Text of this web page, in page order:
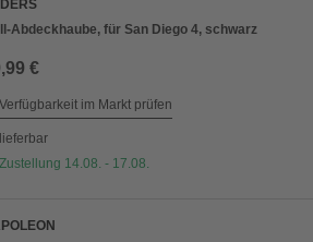
Abdeckhaube, für San Diego 4, schwarz
€
Verfügbarkeit im Markt prüfen
lieferbar
Zustellung 14.08. - 17.08.